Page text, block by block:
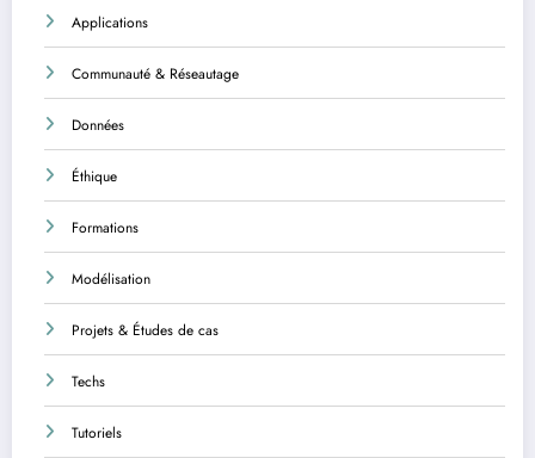
Applications
Communauté & Réseautage
Données
Éthique
Formations
Modélisation
Projets & Études de cas
Techs
Tutoriels